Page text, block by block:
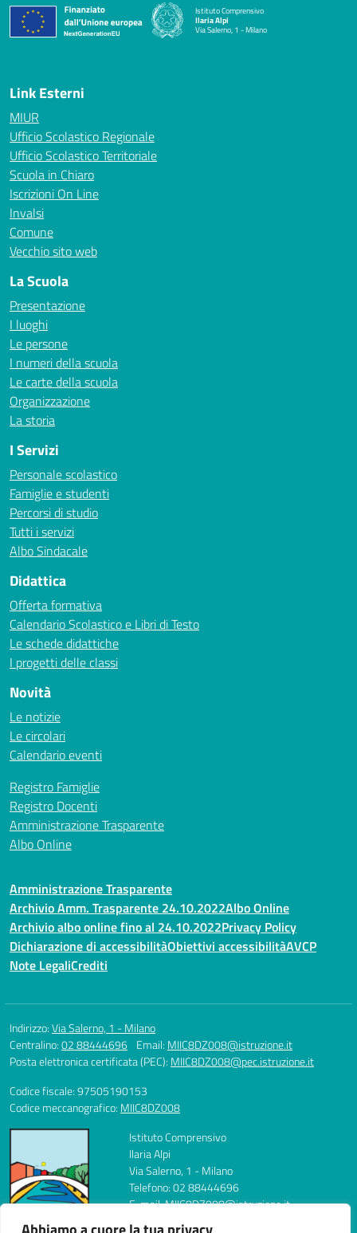
Istituto Comprensivo
Ilaria Alpi
Via Salerno, 1 - Milano
— Visita la pagina iniziale della scuola
Link Esterni
MIUR
Ufficio Scolastico Regionale
Ufficio Scolastico Territoriale
Scuola in Chiaro
Iscrizioni On Line
Invalsi
Comune
Vecchio sito web
La Scuola
Presentazione
I luoghi
Le persone
I numeri della scuola
Le carte della scuola
Organizzazione
La storia
I Servizi
Personale scolastico
Famiglie e studenti
Percorsi di studio
Tutti i servizi
Albo Sindacale
Didattica
Offerta formativa
Calendario Scolastico e Libri di Testo
Le schede didattiche
I progetti delle classi
Novità
Le notizie
Le circolari
Calendario eventi
Registro Famiglie
Registro Docenti
Amministrazione Trasparente
Albo Online
Amministrazione Trasparente
Archivio Amm. Trasparente 24.10.2022Albo Online
Archivio albo online fino al 24.10.2022Privacy Policy
Dichiarazione di accessibilitàObiettivi accessibilitàAVCP
Note LegaliCrediti
Indirizzo:Via Salerno, 1 - Milano
Centralino:02 88444696 Email: MIIC8DZ008@istruzione.it
Posta elettronica certificata (PEC): MIIC8DZ008@pec.istruzione.it
Codice fiscale: 97505190153
Codice meccanografico: MIIC8DZ008
Istituto Comprensivo
Ilaria Alpi
Via Salerno, 1 - Milano
Telefono: 02 88444696
E-mail: MIIC8DZ008@istruzione.it
PEC: MIIC8DZ008@pec.istruzione.it